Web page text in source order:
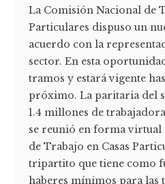
La Comisión Nacional de
Particulares dispuso un
acuerdo con la
sector. En esta
tramos y estará vigente
próximo. La paritaria del
1.4 millones de
se reunió en forma
de Trabajo en Casas
tripartito que tiene como
haberes mínimos para las